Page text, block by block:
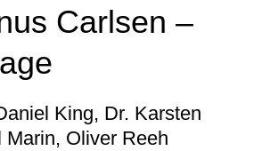
Carlsen –
King, Dr. Karsten
Marin, Oliver Reeh